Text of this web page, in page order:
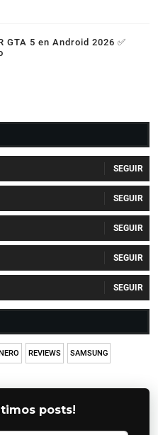
GTA 5 en Android 2026 ✅
REVIEWS SAMSUNG
posts!